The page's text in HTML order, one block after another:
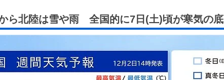
ら北陸は雪や雨 全国的に7日(土)頃が寒気の底